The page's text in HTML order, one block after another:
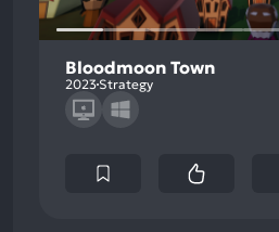
Bloodmoon Town
2023 Strategy